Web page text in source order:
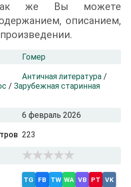
Так же Вы можете
описанием,
Гомер
Античная литература /
/ Зарубежная старинная
6 февраль 2026
223
TG FB TW WA VB PT VK